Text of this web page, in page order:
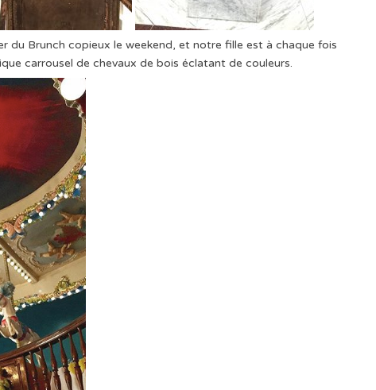
du Brunch copieux le weekend, et notre fille est à chaque fois
carrousel de chevaux de bois éclatant de couleurs.